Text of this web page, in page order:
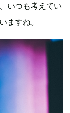
いつも考えてい
ますね。